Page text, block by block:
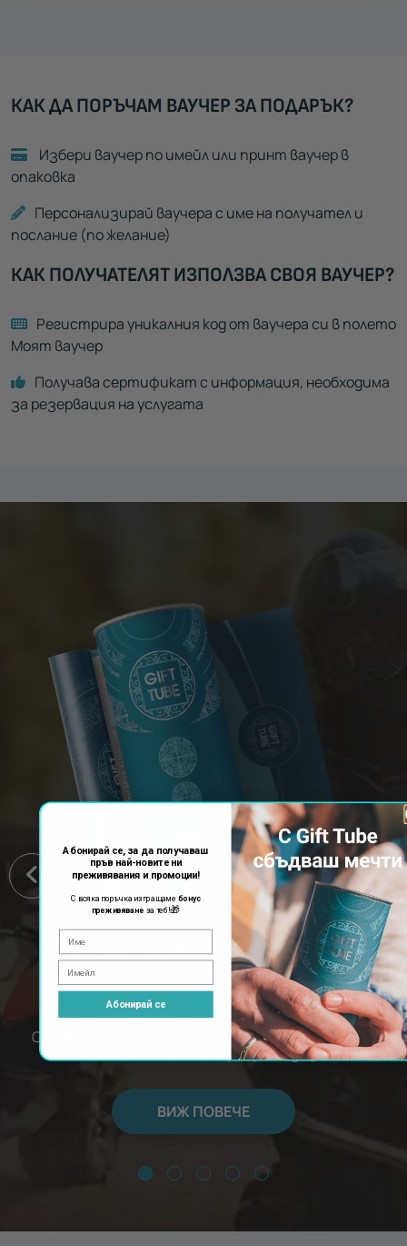
КАК ДА ПОРЪЧАМ ВАУЧЕР ЗА ПОДАРЪК?
Избери ваучер по имейл или принт ваучер в
опаковка
Персонализирай ваучера с име на получател и
послание (по желание)
КАК ПОЛУЧАТЕЛЯТ ИЗПОЛЗВА СВОЯ ВАУЧЕР?
Регистрира уникалния код от ваучера си в полето
Моят ваучер
Получава сертификат с информация, необходима
за резервация на услугата
БЕЗПЛАТНА ЛУКСОЗНА
ОПАКОВКА
С всеки ваучер получаваш безплатна опаковка с
високо качество и интригуващ дизайн.
ВИЖ ПОВЕЧЕ
Абонирай се, за да получаваш
пръв най-новите ни
преживявания и промоции!
С всяка поръчка изпращаме бонус
преживяване за теб!🎁
Абонирай се